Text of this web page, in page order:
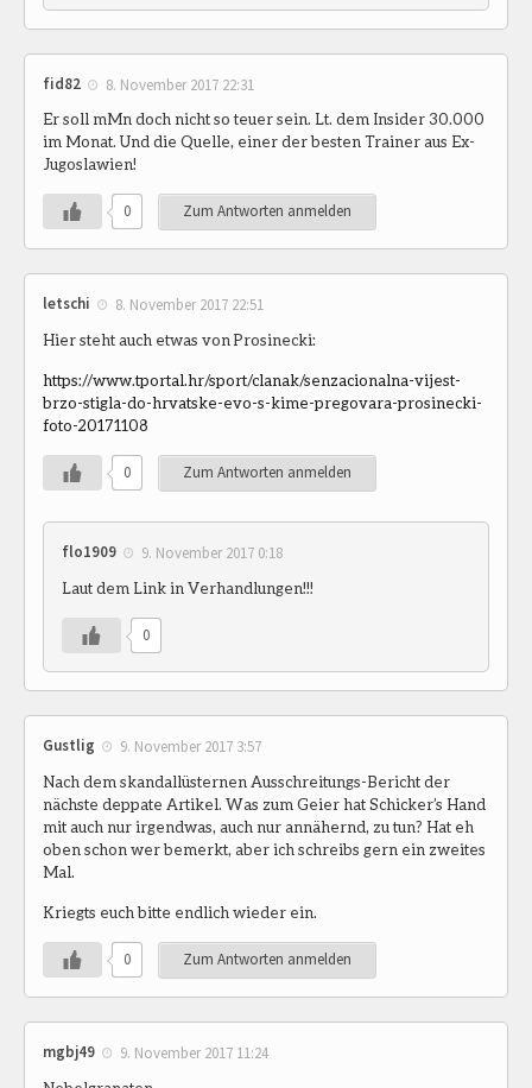
fid82 8. November 2017 22:31
Er soll mMn doch nicht so teuer sein. Lt. dem Insider 30.000
im Monat. Und die Quelle, einer der besten Trainer aus Ex-
Jugoslawien!
0 Zum Antworten anmelden
letschi 8. November 2017 22:51
Hier steht auch etwas von Prosinecki:
https://www.tportal.hr/sport/clanak/senzacionalna-vijest-
brzo-stigla-do-hrvatske-evo-s-kime-pregovara-prosinecki-
foto-20171108
0 Zum Antworten anmelden
flo1909 9. November 2017 0:18
Laut dem Link in Verhandlungen!!!
0
Gustlig 9. November 2017 3:57
Nach dem skandallüsternen Ausschreitungs-Bericht der
nächste deppate Artikel. Was zum Geier hat Schicker’s Hand
mit auch nur irgendwas, auch nur annähernd, zu tun? Hat eh
oben schon wer bemerkt, aber ich schreibs gern ein zweites
Mal.
Kriegts euch bitte endlich wieder ein.
0 Zum Antworten anmelden
mgbj49 9. November 2017 11:24